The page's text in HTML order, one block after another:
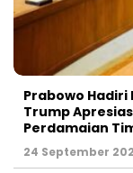
Prabowo
Trump
Perdamaian
24 September